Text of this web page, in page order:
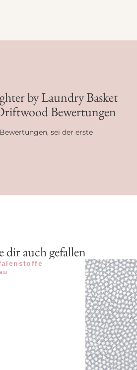
by Laundry Basket
Bewertungen
sei der erste
dir auch gefallen